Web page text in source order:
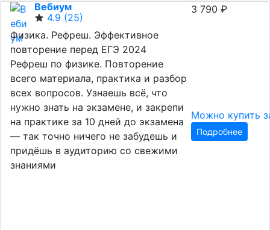
Вебиум
4.9 (25)
Физика. Рефреш. Эффективное
повторение перед ЕГЭ 2024
Рефреш по физике. Повторение
всего материала, практика и разбор
всех вопросов. Узнаешь всё, что
нужно знать на экзамене, и закрепи
на практике за 10 дней до экзамена
— так точно ничего не забудешь и
придёшь в аудиторию со свежими
знаниями
3 790 ₽
Можно купить
Подробнее